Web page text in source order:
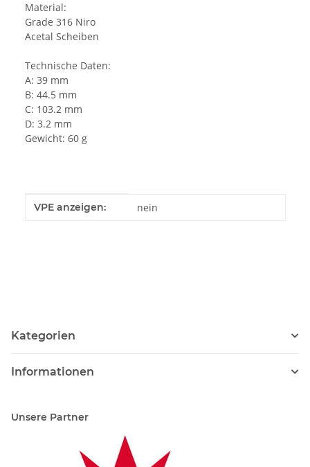
Material:
Grade 316 Niro
Acetal Scheiben
Technische Daten:
A: 39 mm
B: 44.5 mm
C: 103.2 mm
D: 3.2 mm
Gewicht: 60 g
Produkteigenschaft
Wert
VPE anzeigen: nein
Kategorien
Informationen
Unsere Partner